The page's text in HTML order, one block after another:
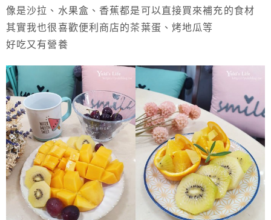
像是沙拉、水果盒、香蕉都是可以直接買來補充的食材
其實我也很喜歡便利商店的茶葉蛋、烤地瓜等
好吃又有營養